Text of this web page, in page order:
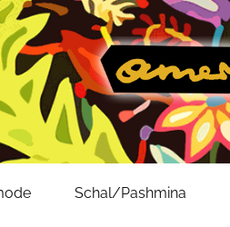
Schal/Pashmina